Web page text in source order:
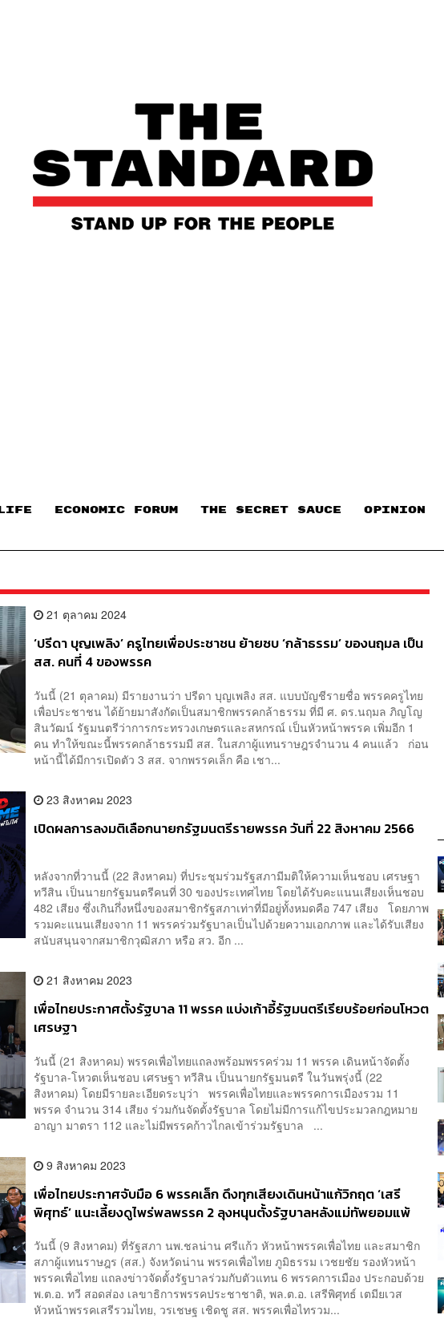
LIFE ECONOMIC FORUM THE SECRET SAUCE​ OPINION
21 ตุลาคม 2024
‘ปรีดา บุญเพลิง’ ครูไทยเพื่อประชาชน ย้ายซบ ‘กล้าธรรม’ ของนฤมล เป็น
สส. คนที่ 4 ของพรรค
วันนี้ (21 ตุลาคม) มีรายงานว่า ปรีดา บุญเพลิง สส. แบบบัญชีรายชื่อ พรรคครูไทย
เพื่อประชาชน ได้ย้ายมาสังกัดเป็นสมาชิกพรรคกล้าธรรม ที่มี ศ. ดร.นฤมล ภิญโญ
สินวัฒน์ รัฐมนตรีว่าการกระทรวงเกษตรและสหกรณ์ เป็นหัวหน้าพรรค เพิ่มอีก 1
คน ทำให้ขณะนี้พรรคกล้าธรรมมี สส. ในสภาผู้แทนราษฎรจำนวน 4 คนแล้ว ก่อน
หน้านี้ได้มีการเปิดตัว 3 สส. จากพรรคเล็ก คือ เชา...
23 สิงหาคม 2023
เปิดผลการลงมติเลือกนายกรัฐมนตรีรายพรรค วันที่ 22 สิงหาคม 2566
หลังจากที่วานนี้ (22 สิงหาคม) ที่ประชุมร่วมรัฐสภามีมติให้ความเห็นชอบ เศรษฐา
ทวีสิน เป็นนายกรัฐมนตรีคนที่ 30 ของประเทศไทย โดยได้รับคะแนนเสียงเห็นชอบ
482 เสียง ซึ่งเกินกึ่งหนึ่งของสมาชิกรัฐสภาเท่าที่มีอยู่ทั้งหมดคือ 747 เสียง โดยภาพ
รวมคะแนนเสียงจาก 11 พรรคร่วมรัฐบาลเป็นไปด้วยความเอกภาพ และได้รับเสียง
สนับสนุนจากสมาชิกวุฒิสภา หรือ สว. อีก ...
21 สิงหาคม 2023
เพื่อไทยประกาศตั้งรัฐบาล 11 พรรค แบ่งเก้าอี้รัฐมนตรีเรียบร้อยก่อนโหวต
เศรษฐา
วันนี้ (21 สิงหาคม) พรรคเพื่อไทยแถลงพร้อมพรรคร่วม 11 พรรค เดินหน้าจัดตั้ง
รัฐบาล-โหวตเห็นชอบ เศรษฐา ทวีสิน เป็นนายกรัฐมนตรี ในวันพรุ่งนี้ (22
สิงหาคม) โดยมีรายละเอียดระบุว่า พรรคเพื่อไทยและพรรคการเมืองรวม 11
พรรค จำนวน 314 เสียง ร่วมกันจัดตั้งรัฐบาล โดยไม่มีการแก้ไขประมวลกฎหมาย
อาญา มาตรา 112 และไม่มีพรรคก้าวไกลเข้าร่วมรัฐบาล ...
9 สิงหาคม 2023
เพื่อไทยประกาศจับมือ 6 พรรคเล็ก ดึงทุกเสียงเดินหน้าแก้วิกฤต ‘เสรี
พิศุทธ์’ แนะเลี้ยงดูไพร่พลพรรค 2 ลุงหนุนตั้งรัฐบาลหลังแม่ทัพยอมแพ้
วันนี้ (9 สิงหาคม) ที่รัฐสภา นพ.ชลน่าน ศรีแก้ว หัวหน้าพรรคเพื่อไทย และสมาชิก
สภาผู้แทนราษฎร (สส.) จังหวัดน่าน พรรคเพื่อไทย ภูมิธรรม เวชยชัย รองหัวหน้า
พรรคเพื่อไทย แถลงข่าวจัดตั้งรัฐบาลร่วมกับตัวแทน 6 พรรคการเมือง ประกอบด้วย
พ.ต.อ. ทวี สอดส่อง เลขาธิการพรรคประชาชาติ, พล.ต.อ. เสรีพิศุทธ์ เตมียเวส
หัวหน้าพรรคเสรีรวมไทย, วรเชษฐ เชิดชู สส. พรรคเพื่อไทรวม...